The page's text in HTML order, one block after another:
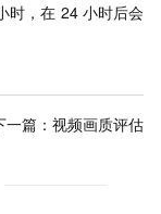
时，在 24 小时后会
一篇： 视频画质评估